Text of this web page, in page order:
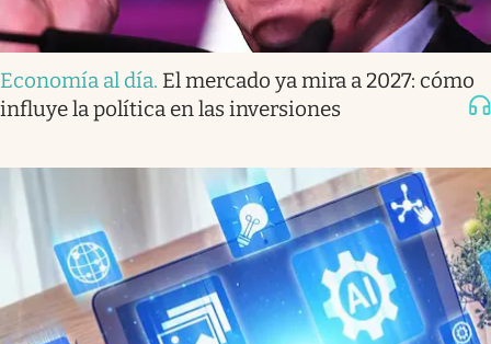
Economía al día. El mercado ya mira a 2027: cómo
influye la política en las inversiones